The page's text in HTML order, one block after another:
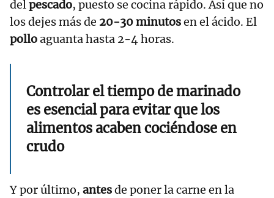
delpescado, puesto se cocina rápido. Así que no
los dejes más de 20-30 minutosen el ácido. El
polloaguanta hasta 2-4 horas.
Controlar el tiempo de marinado
es esencial para evitar que los
alimentos acaben cociéndose en
crudo
Y por último, antesde poner la carne en la